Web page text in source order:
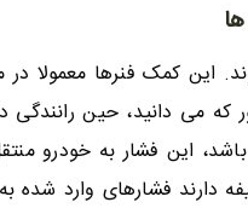
این کمک فنرها معمولا
دانید، حین رانندگی
این فشار به خودرو
دارند فشارهای وارد